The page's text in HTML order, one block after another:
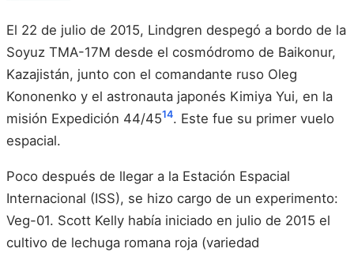
El 22 de julio de 2015, Lindgren despegó a bordo de la
Soyuz TMA-17M desde el cosmódromo de Baikonur,
Kazajistán, junto con el comandante ruso Oleg
Kononenko y el astronauta japonés Kimiya Yui, en la
misión Expedición 44/4514. Este fue su primer vuelo
espacial.
Poco después de llegar a la Estación Espacial
Internacional (ISS), se hizo cargo de un experimento:
Veg-01. Scott Kelly había iniciado en julio de 2015 el
cultivo de lechuga romana roja (variedad